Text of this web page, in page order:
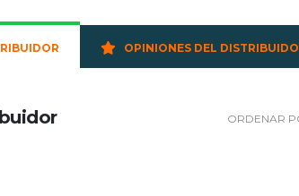
OPINIONES DEL
ORDENAR